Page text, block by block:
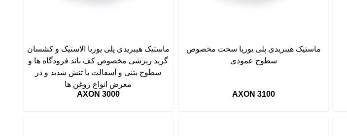
ماستیک هیبریدی پلی یوریا الاستیک و کشسان
گرید ریزشی مخصوص کف باند فرودگاه ها و
سطوح بتنی و آسفالت با تنش شدید و در
معرض انواع روغن ها
AXON 3000
ماستیک هیبریدی پلی یوریا سخت مخصوص
سطوح عمودی
AXON 3100